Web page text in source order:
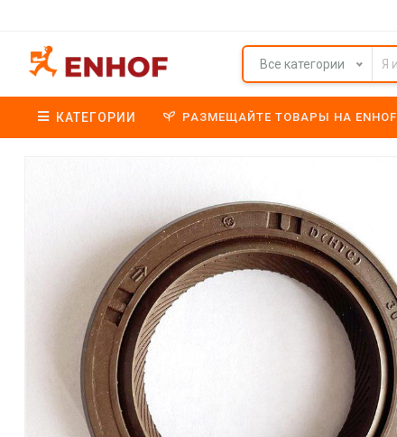
Все категории
КАТЕГОРИИ РАЗМЕЩАЙТЕ ТОВАРЫ НА ENHOF